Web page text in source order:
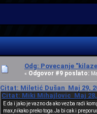
Odg: Povecanje
« Odgovor #9 poslato:
Citat: Miletić Dušan Maj 29,
Citat: Miki Mihajlovic Maj 28,
E da i jako je vazno da ako vezba radi
max,nikako preko toga.Ja bi cak i